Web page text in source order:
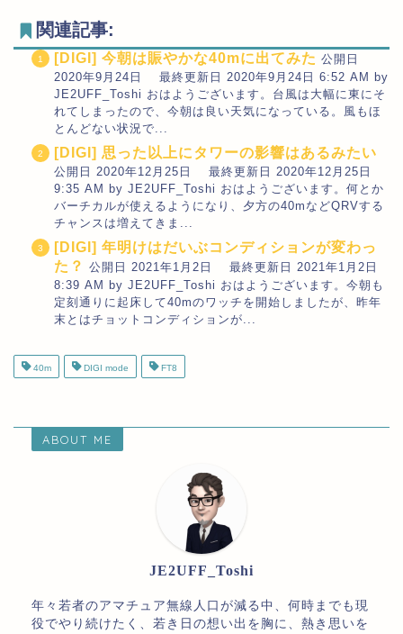
関連記事:
[DIGI] 今朝は賑やかな40mに出てみた 公開日
2020年9月24日 最終更新日 2020年9月24日 6:52 AM by
JE2UFF_Toshi おはようございます。台風は大幅に東にそ
れてしまったので、今朝は良い天気になっている。風もほ
とんどない状況で...
[DIGI] 思った以上にタワーの影響はあるみたい
公開日 2020年12月25日 最終更新日 2020年12月25日
9:35 AM by JE2UFF_Toshi おはようございます。何とか
バーチカルが使えるようになり、夕方の40mなどQRVする
チャンスは増えてきま...
[DIGI] 年明けはだいぶコンディションが変わっ
た？ 公開日 2021年1月2日 最終更新日 2021年1月2日
8:39 AM by JE2UFF_Toshi おはようございます。今朝も
定刻通りに起床して40mのワッチを開始しましたが、昨年
末とはチョットコンディションが...
40m DIGI mode FT8
ABOUT ME
JE2UFF_Toshi
年々若者のアマチュア無線人口が減る中、何時までも現
役でやり続けたく、若き日の想い出を胸に、熱き思いを